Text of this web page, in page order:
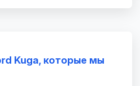
Kuga, которые мы